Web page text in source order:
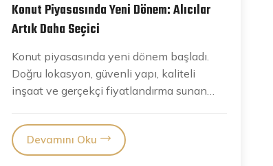
Konut Piyasasında Yeni Dönem: Alıcılar
Artık Daha Seçici
Konut piyasasında yeni dönem başladı.
Doğru lokasyon, güvenli yapı, kaliteli
inşaat ve gerçekçi fiyatlandırma sunan
Devamını Oku